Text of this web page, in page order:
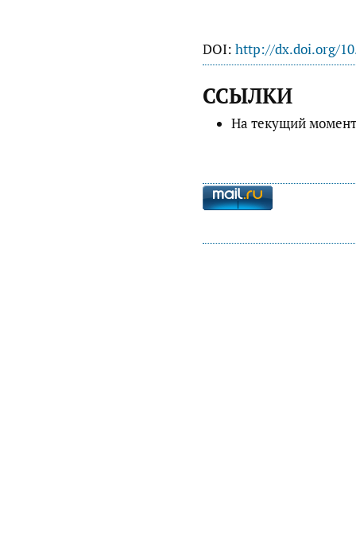
DOI: http://dx.doi.org/
ССЫЛКИ
На текущий